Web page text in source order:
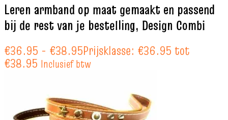
Leren armband op maat gemaakt en passend
bij de rest van je bestelling, Design Combi
€36.95 - €38.95Prijsklasse: €36.95 tot
€38.95 Inclusief btw